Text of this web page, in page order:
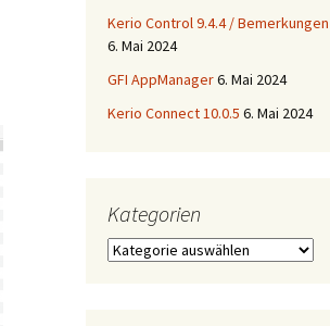
Kerio Control 9.4.4 / Bemerkungen
6. Mai 2024
GFI AppManager6. Mai 2024
Kerio Connect 10.0.5 6. Mai 2024
Kategorien
Kategorien